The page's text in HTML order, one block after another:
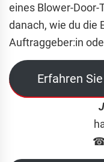
eines Blower-
danach, wie du die
Auftraggeber:in
Erfahren